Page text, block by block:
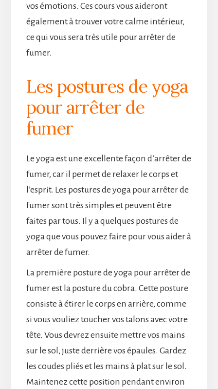
vos émotions. Ces cours vous aideront
également à trouver votre calme intérieur,
ce qui vous sera très utile pour arrêter de
fumer.
Les postures de yoga
pour arrêter de
fumer
Le yoga est une excellente façon d’arrêter de
fumer, car il permet de relaxer le corps et
l’esprit. Les postures de yoga pour arrêter de
fumer sont très simples et peuvent être
faites par tous. Il y a quelques postures de
yoga que vous pouvez faire pour vous aider à
arrêter de fumer.
La première posture de yoga pour arrêter de
fumer est la posture du cobra. Cette posture
consiste à étirer le corps en arrière, comme
si vous vouliez toucher vos talons avec votre
tête. Vous devrez ensuite mettre vos mains
sur le sol, juste derrière vos épaules. Gardez
les coudes pliés et les mains à plat sur le sol.
Maintenez cette position pendant environ